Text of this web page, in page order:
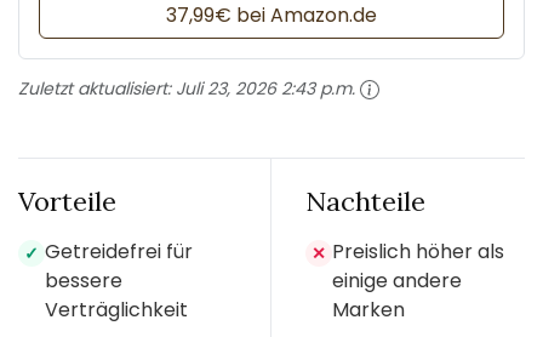
37,99€ bei Amazon.de
Zuletzt aktualisiert: Juli 23, 2026 2:43 p.m.
Vorteile
✓ Getreidefrei für
bessere
Verträglichkeit
Nachteile
✕ Preislich höher als
einige andere
Marken